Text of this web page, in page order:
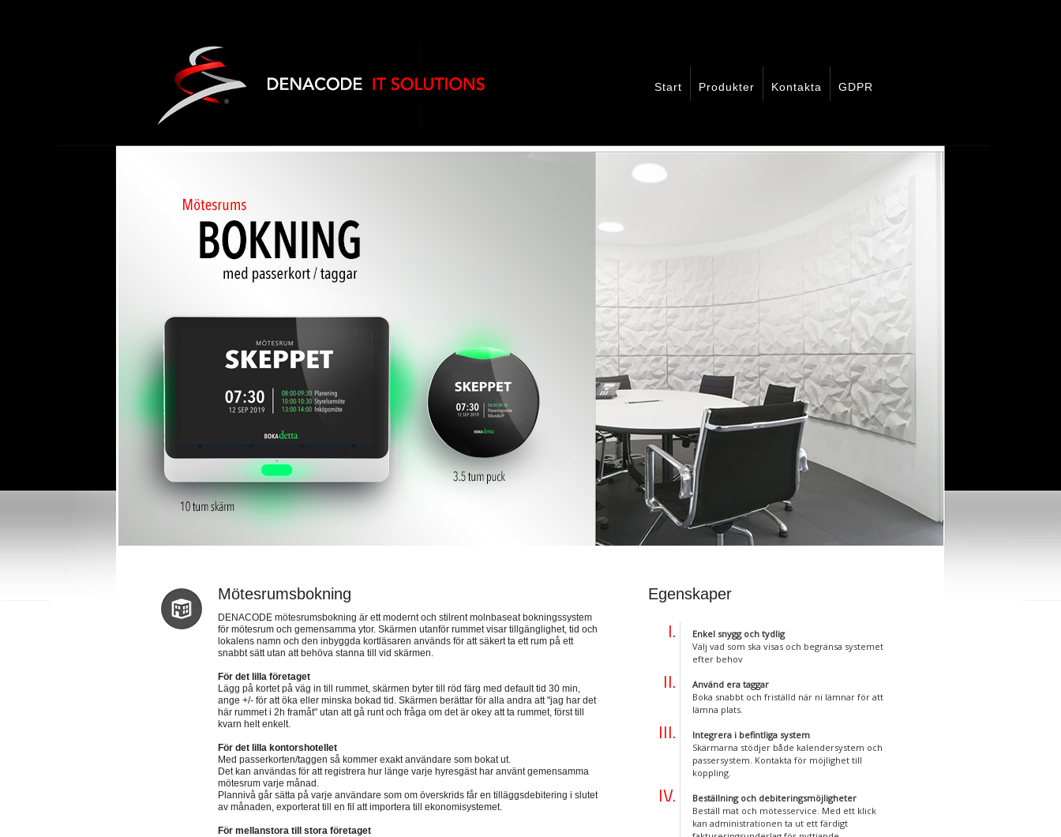
Start Produkter Kontakta GDPR
Mötesrumsbokning
DENACODE mötesrumsbokning är ett modernt och stilrent molnbaseat bokningssystem
för mötesrum och gemensamma ytor. Skärmen utanför rummet visar tillgänglighet, tid och
lokalens namn och den inbyggda kortläsaren används för att säkert ta ett rum på ett
snabbt sätt utan att behöva stanna till vid skärmen.
För det lilla företaget
Lägg på kortet på väg in till rummet, skärmen byter till röd färg med default tid 30 min,
ange +/- för att öka eller minska bokad tid. Skärmen berättar för alla andra att "jag har det
här rummet i 2h framåt" utan att gå runt och fråga om det är okey att ta rummet, först till
kvarn helt enkelt.
För det lilla kontorshotellet
Med passerkorten/taggen så kommer exakt användare som bokat ut.
Det kan användas för att registrera hur länge varje hyresgäst har använt gemensamma
mötesrum varje månad.
Plannivå går sätta på varje användare som om överskrids får en tilläggsdebitering i slutet
av månaden, exporterat till en fil att importera till ekonomisystemet.
För mellanstora till stora företaget
Egenskaper
Enkel snygg och tydlig
Välj vad som ska visas och begränsa systemet
efter behov
Använd era taggar
Boka snabbt och friställd när ni lämnar för att
lämna plats.
Integrera i befintliga system
Skärmarna stödjer både kalendersystem och
passersystem. Kontakta för möjlighet till
koppling.
Beställning och debiteringsmöjligheter
Beställ mat och mötesservice. Med ett klick
kan administrationen ta ut ett färdigt